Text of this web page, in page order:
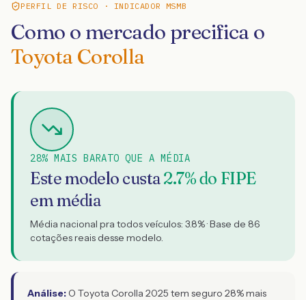
PERFIL DE RISCO · INDICADOR MSMB
Como o mercado precifica o
Toyota Corolla
28% MAIS BARATO QUE A MÉDIA
Este modelo custa2.7% do FIPE
em média
Média nacional pra todos veículos: 3.8% · Base de 86
cotações reais desse modelo.
Análise: O Toyota Corolla 2025 tem seguro 28% mais